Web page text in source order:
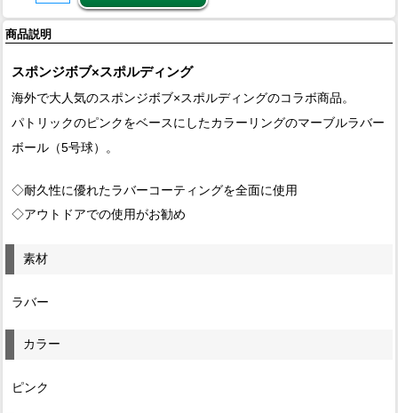
商品説明
スポンジボブ×スポルディング
海外で大人気のスポンジボブ×スポルディングのコラボ商品。
パトリックのピンクをベースにしたカラーリングのマーブルラバー
ボール（5号球）。
◇耐久性に優れたラバーコーティングを全面に使用
◇アウトドアでの使用がお勧め
素材
ラバー
カラー
ピンク